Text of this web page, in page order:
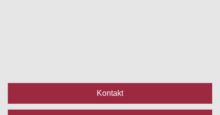
Kontakt